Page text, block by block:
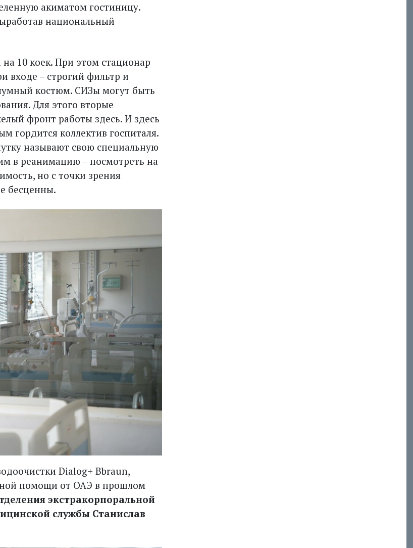
акиматом гостиницу.
национальный
10 коек. При этом стационар
входе – строгий фильтр и
костюм. СИЗы могут быть
Для этого вторые
фронт работы здесь. И здесь
гордится коллектив госпиталя.
называют свою специальную
в реанимацию – посмотреть на
но с точки зрения
бесценны.
Dialog+ Bbraun,
помощи от ОАЭ в прошлом
экстракорпоральной
службы Станислав